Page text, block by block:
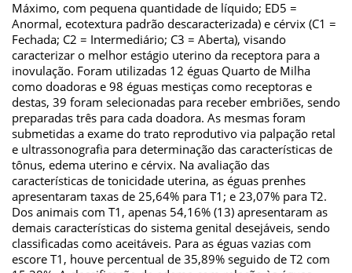
Máximo, com pequena quantidade de líquido; ED5 =
Anormal, ecotextura padrão descaracterizada) e cérvix (C1 =
Fechada; C2 = Intermediário; C3 = Aberta), visando
caracterizar o melhor estágio uterino da receptora para a
inovulação. Foram utilizadas 12 éguas Quarto de Milha
como doadoras e 98 éguas mestiças como receptoras e
destas, 39 foram selecionadas para receber embriões, sendo
preparadas três para cada doadora. As mesmas foram
submetidas a exame do trato reprodutivo via palpação retal
e ultrassonografia para determinação das características de
tônus, edema uterino e cérvix. Na avaliação das
características de tonicidade uterina, as éguas prenhes
apresentaram taxas de 25,64% para T1; e 23,07% para T2.
Dos animais com T1, apenas 54,16% (13) apresentaram as
demais características do sistema genital desejáveis, sendo
classificadas como aceitáveis. Para as éguas vazias com
escore T1, houve percentual de 35,89% seguido de T2 com